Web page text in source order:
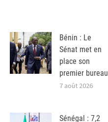
Bénin : Le
Sénat met en
place son
premier bureau
7 août 2026
Sénégal : 7,2